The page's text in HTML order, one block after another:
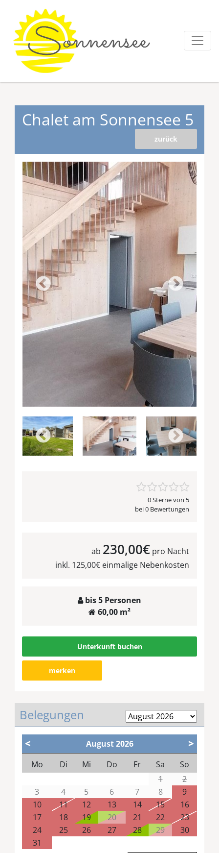
Chalet am Sonnensee 5
zurück
0 Sterne von 5
bei 0 Bewertungen
ab 230,00€ pro Nacht
inkl. 125,00€ einmalige Nebenkosten
bis 5 Personen
60,00 m²
Unterkunft buchen
merken
Belegungen
< August2026
Mo
Di Mi Do Fr Sa
So
1
2
3
4 5 6 7 8
9
10
11 12 13 14 15
16
17
18 19 20 21 22
23
24
25 26 27 28 29
30
31
>